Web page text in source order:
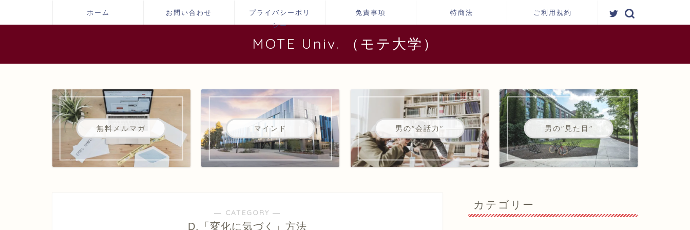
ホーム お問い合わせ
プライバシーポリ
シー
免責事項 特商法 ご利用規約
MOTE Univ. （モテ大学）
無料メルマガ マインド 男の"会話力" 男の"見た目"
― CATEGORY ―
D.「変化に気づく」方法
カテゴリー